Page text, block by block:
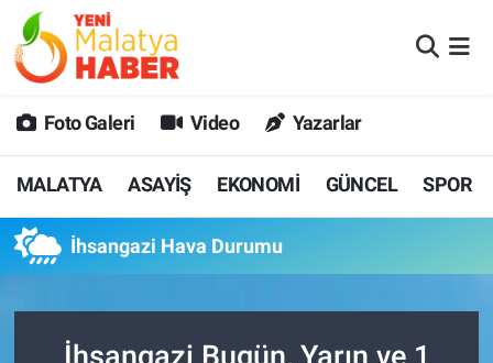
Foto Galeri Video Yazarlar
MALATYA ASAYİŞ EKONOMİ GÜNCEL SPOR
İhsangazi Hava Durumu
İhsangazi Bugün, Yarın ve 1
MALATYA
GÜNCEL
SPOR
SAĞLIK
Malatya Nöbetçi Eczaneler
MALATYA Namaz Vakitleri
Malatya Trafik Yoğunluk Haritası
Süper Lig Puan Durumu ve Fikstür